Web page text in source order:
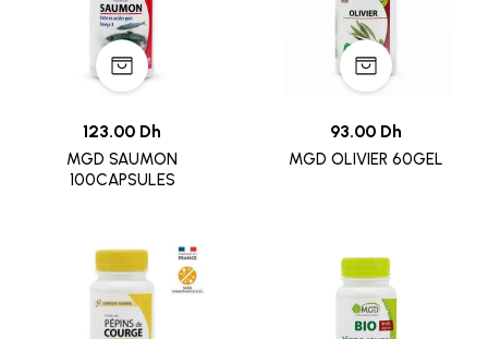
123.00 Dh
MGD SAUMON
100CAPSULES
93.00 Dh
MGD OLIVIER 60GEL